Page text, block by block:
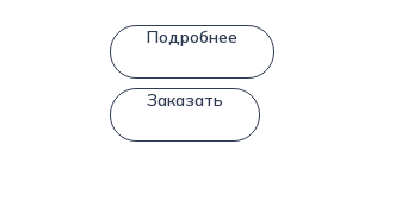
Подробнее
Заказать